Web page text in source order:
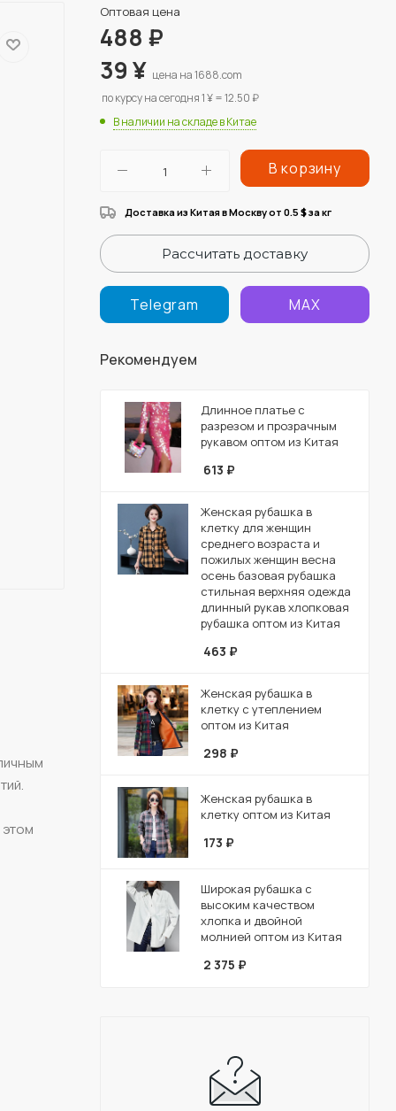
Оптовая цена
488 ₽
39¥ цена на 1688.com
по курсу на сегодня 1 ¥ = 12.50 ₽
В наличии на складе в Китае
В корзину
Доставка из Китая в Москву от 0.5 $за кг
Рассчитать доставку
Telegram MAX
Рекомендуем
Длинное платье с
разрезом и прозрачным
рукавом оптом из Китая
613 ₽
Женская рубашка в
клетку для женщин
среднего возраста и
пожилых женщин весна
осень базовая рубашка
стильная верхняя одежда
длинный рукав хлопковая
рубашка оптом из Китая
463 ₽
Женская рубашка в
клетку с утеплением
оптом из Китая
298 ₽
Женская рубашка в
клетку оптом из Китая
173 ₽
Широкая рубашка с
высоким качеством
хлопка и двойной
молнией оптом из Китая
2 375 ₽